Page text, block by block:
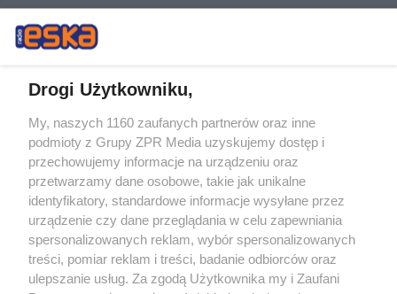
Żaden utwór zamieszczony w serwisie nie może być powielany i
rozpowszechniany lub dalej rozpowszechniany w jakikolwiek sposób (w
tym także elektroniczny lub mechaniczny) na jakimkolwiek polu
eksploatacji w jakiejkolwiek formie, włącznie z umieszczaniem w
Internecie bez pisemnej zgody właściciela praw. Jakiekolwiek użycie lub
wykorzystanie utworów w całości lub w części z naruszeniem prawa,
tzn. bez właściwej zgody, jest zabronione pod groźbą kary i może być
ścigane prawnie.
Drogi Użytkowniku,
My, naszych 1160 zaufanych partnerów oraz inne
podmioty z Grupy ZPR Media uzyskujemy dostęp i
przechowujemy informacje na urządzeniu oraz
przetwarzamy dane osobowe, takie jak unikalne
identyfikatory, standardowe informacje wysyłane przez
urządzenie czy dane przeglądania w celu zapewniania
spersonalizowanych reklam, wybór spersonalizowanych
treści, pomiar reklam i treści, badanie odbiorców oraz
ulepszanie usług. Za zgodą Użytkownika my i Zaufani